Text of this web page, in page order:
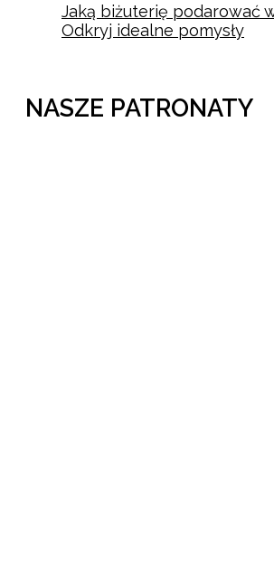
Jaką biżuterię podarować
Odkryj idealne pomysły
NASZE PATRONATY